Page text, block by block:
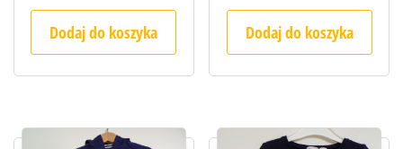
Dodaj do koszyka Dodaj do koszyka